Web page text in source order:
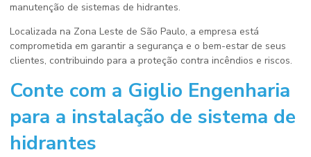
manutenção de sistemas de hidrantes.
Localizada na Zona Leste de São Paulo, a empresa está
comprometida em garantir a segurança e o bem-estar de seus
clientes, contribuindo para a proteção contra incêndios e riscos.
Conte com a Giglio Engenharia
para a instalação de sistema de
hidrantes